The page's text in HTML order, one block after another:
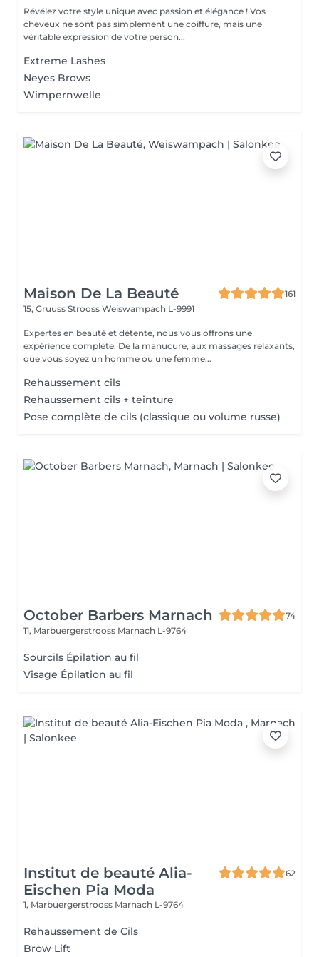
Révélez votre style unique avec passion et élégance ! Vos
cheveux ne sont pas simplement une coiffure, mais une
véritable expression de votre person...
Extreme Lashes
Neyes Brows
Wimpernwelle
Maison De La Beauté
161
15, Gruuss Strooss Weiswampach L-9991
Expertes en beauté et détente, nous vous offrons une
expérience complète. De la manucure, aux massages relaxants,
que vous soyez un homme ou une femme...
Rehaussement cils
Rehaussement cils + teinture
Pose complète de cils (classique ou volume russe)
October Barbers Marnach
74
11, Marbuergerstrooss Marnach L-9764
Sourcils Épilation au fil
Visage Épilation au fil
Institut de beauté Alia-
Eischen Pia Moda
62
1, Marbuergerstrooss Marnach L-9764
Rehaussement de Cils
Brow Lift